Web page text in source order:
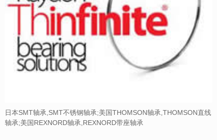
日本SMT轴承,SMT不锈钢轴承;美国THOMSON轴承,THOMSON直线
轴承;美国REXNORD轴承,REXNORD带座轴承